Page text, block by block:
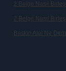
2 Belge Nasıl
2 Belge Nasıl
Baskın Alel Ne